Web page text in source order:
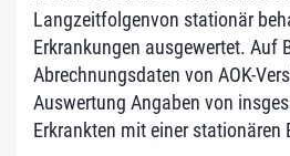
Langzeitfolgenvon stationär
Erkrankungen ausgewertet. Auf
Abrechnungsdaten von AOK-
Auswertung Angaben von
Erkrankten mit einer stationären